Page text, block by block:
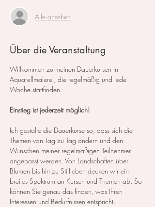
Alle ansehen
Über die Veranstaltung
Willkommen zu meinen Dauerkursen in
Aquarellmalerei, die regelmäßig und jede
Woche stattfinden.
Einstieg ist jederzeit möglich!
Ich gestalte die Dauerkurse so, dass sich die
Themen von Tag zu Tag ändern und den
Wünschen meiner regelmäßigen Teilnehmer
angepasst werden. Von Landschaften über
Blumen bis hin zu Stillleben decken wir ein
breites Spektrum an Kursen und Themen ab. So
können Sie genau das finden, was Ihren
Interessen und Bedürfnissen entspricht.